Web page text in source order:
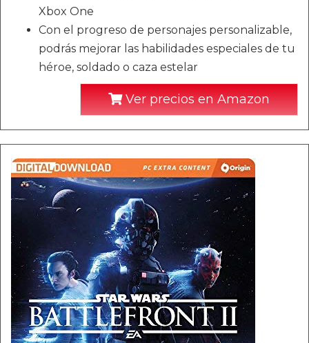
Xbox One
Con el progreso de personajes personalizable,
podrás mejorar las habilidades especiales de tu
héroe, soldado o caza estelar
Ver precios en Amazon